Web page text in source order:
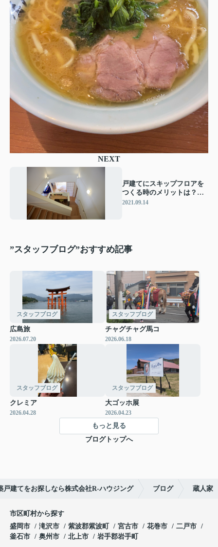
NEXT
戸建てにスキップフロアを
つくる時のメリットは？知
っておきたい注意点も！
2021.09.14
”スタッフブログ”おすすめ記事
スタッフブログ
広島旅
2026.07.20
スタッフブログ
チャグチャグ馬コ
2026.06.18
スタッフブログ
クレミア
2026.04.28
スタッフブログ
大ゴッホ展
2026.04.23
もっと見る
ブログトップへ
戸建てをお探しなら株式会社R-ハウジング ブログ 蔵人家
市区町村から探す
盛岡市
滝沢市 紫波郡紫波町 宮古市 花巻市
二戸市
釜石市
奥州市 北上市 岩手郡岩手町